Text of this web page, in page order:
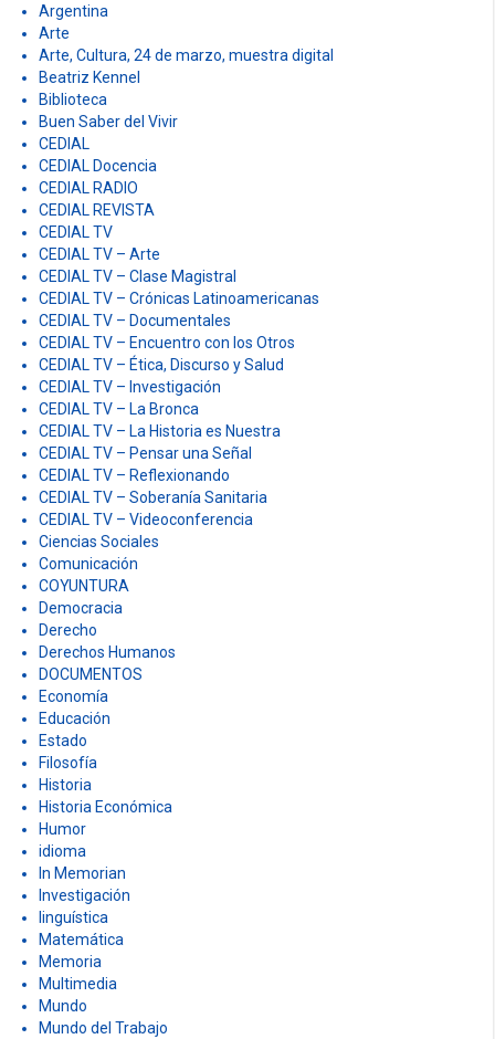
Argentina
Arte
Arte, Cultura, 24 de marzo, muestra digital
Beatriz Kennel
Biblioteca
Buen Saber del Vivir
CEDIAL
CEDIAL Docencia
CEDIAL RADIO
CEDIAL REVISTA
CEDIAL TV
CEDIAL TV – Arte
CEDIAL TV – Clase Magistral
CEDIAL TV – Crónicas Latinoamericanas
CEDIAL TV – Documentales
CEDIAL TV – Encuentro con los Otros
CEDIAL TV – Ética, Discurso y Salud
CEDIAL TV – Investigación
CEDIAL TV – La Bronca
CEDIAL TV – La Historia es Nuestra
CEDIAL TV – Pensar una Señal
CEDIAL TV – Reflexionando
CEDIAL TV – Soberanía Sanitaria
CEDIAL TV – Videoconferencia
Ciencias Sociales
Comunicación
COYUNTURA
Democracia
Derecho
Derechos Humanos
DOCUMENTOS
Economía
Educación
Estado
Filosofía
Historia
Historia Económica
Humor
idioma
In Memorian
Investigación
linguística
Matemática
Memoria
Multimedia
Mundo
Mundo del Trabajo